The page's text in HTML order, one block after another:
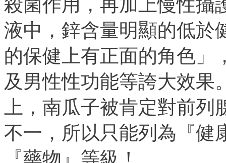
殺菌作用，再加上慢性攝
液中，鋅含量明顯的低於
的保健上有正面的角色」
及男性性功能等誇大效果
上，南瓜子被肯定對前
不一，所以只能列為『健
『藥物』等級！